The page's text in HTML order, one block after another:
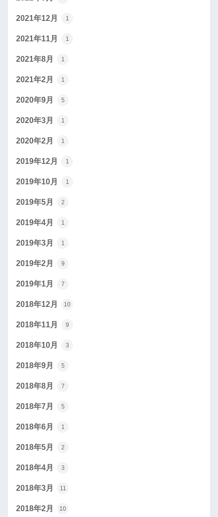
2021年12月 1
2021年11月 1
2021年8月 1
2021年2月 1
2020年9月 5
2020年3月 1
2020年2月 1
2019年12月 1
2019年10月 1
2019年5月 2
2019年4月 1
2019年3月 1
2019年2月 9
2019年1月 7
2018年12月 10
2018年11月 9
2018年10月 3
2018年9月 5
2018年8月 7
2018年7月 5
2018年6月 1
2018年5月 2
2018年4月 3
2018年3月 11
2018年2月 10